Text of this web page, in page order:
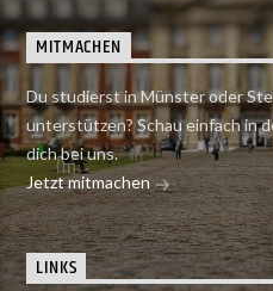
MITMACHEN
Du studierst in Münster oder
unterstützen? Schau einfach in
dich bei uns.
Jetzt mitmachen
LINKS